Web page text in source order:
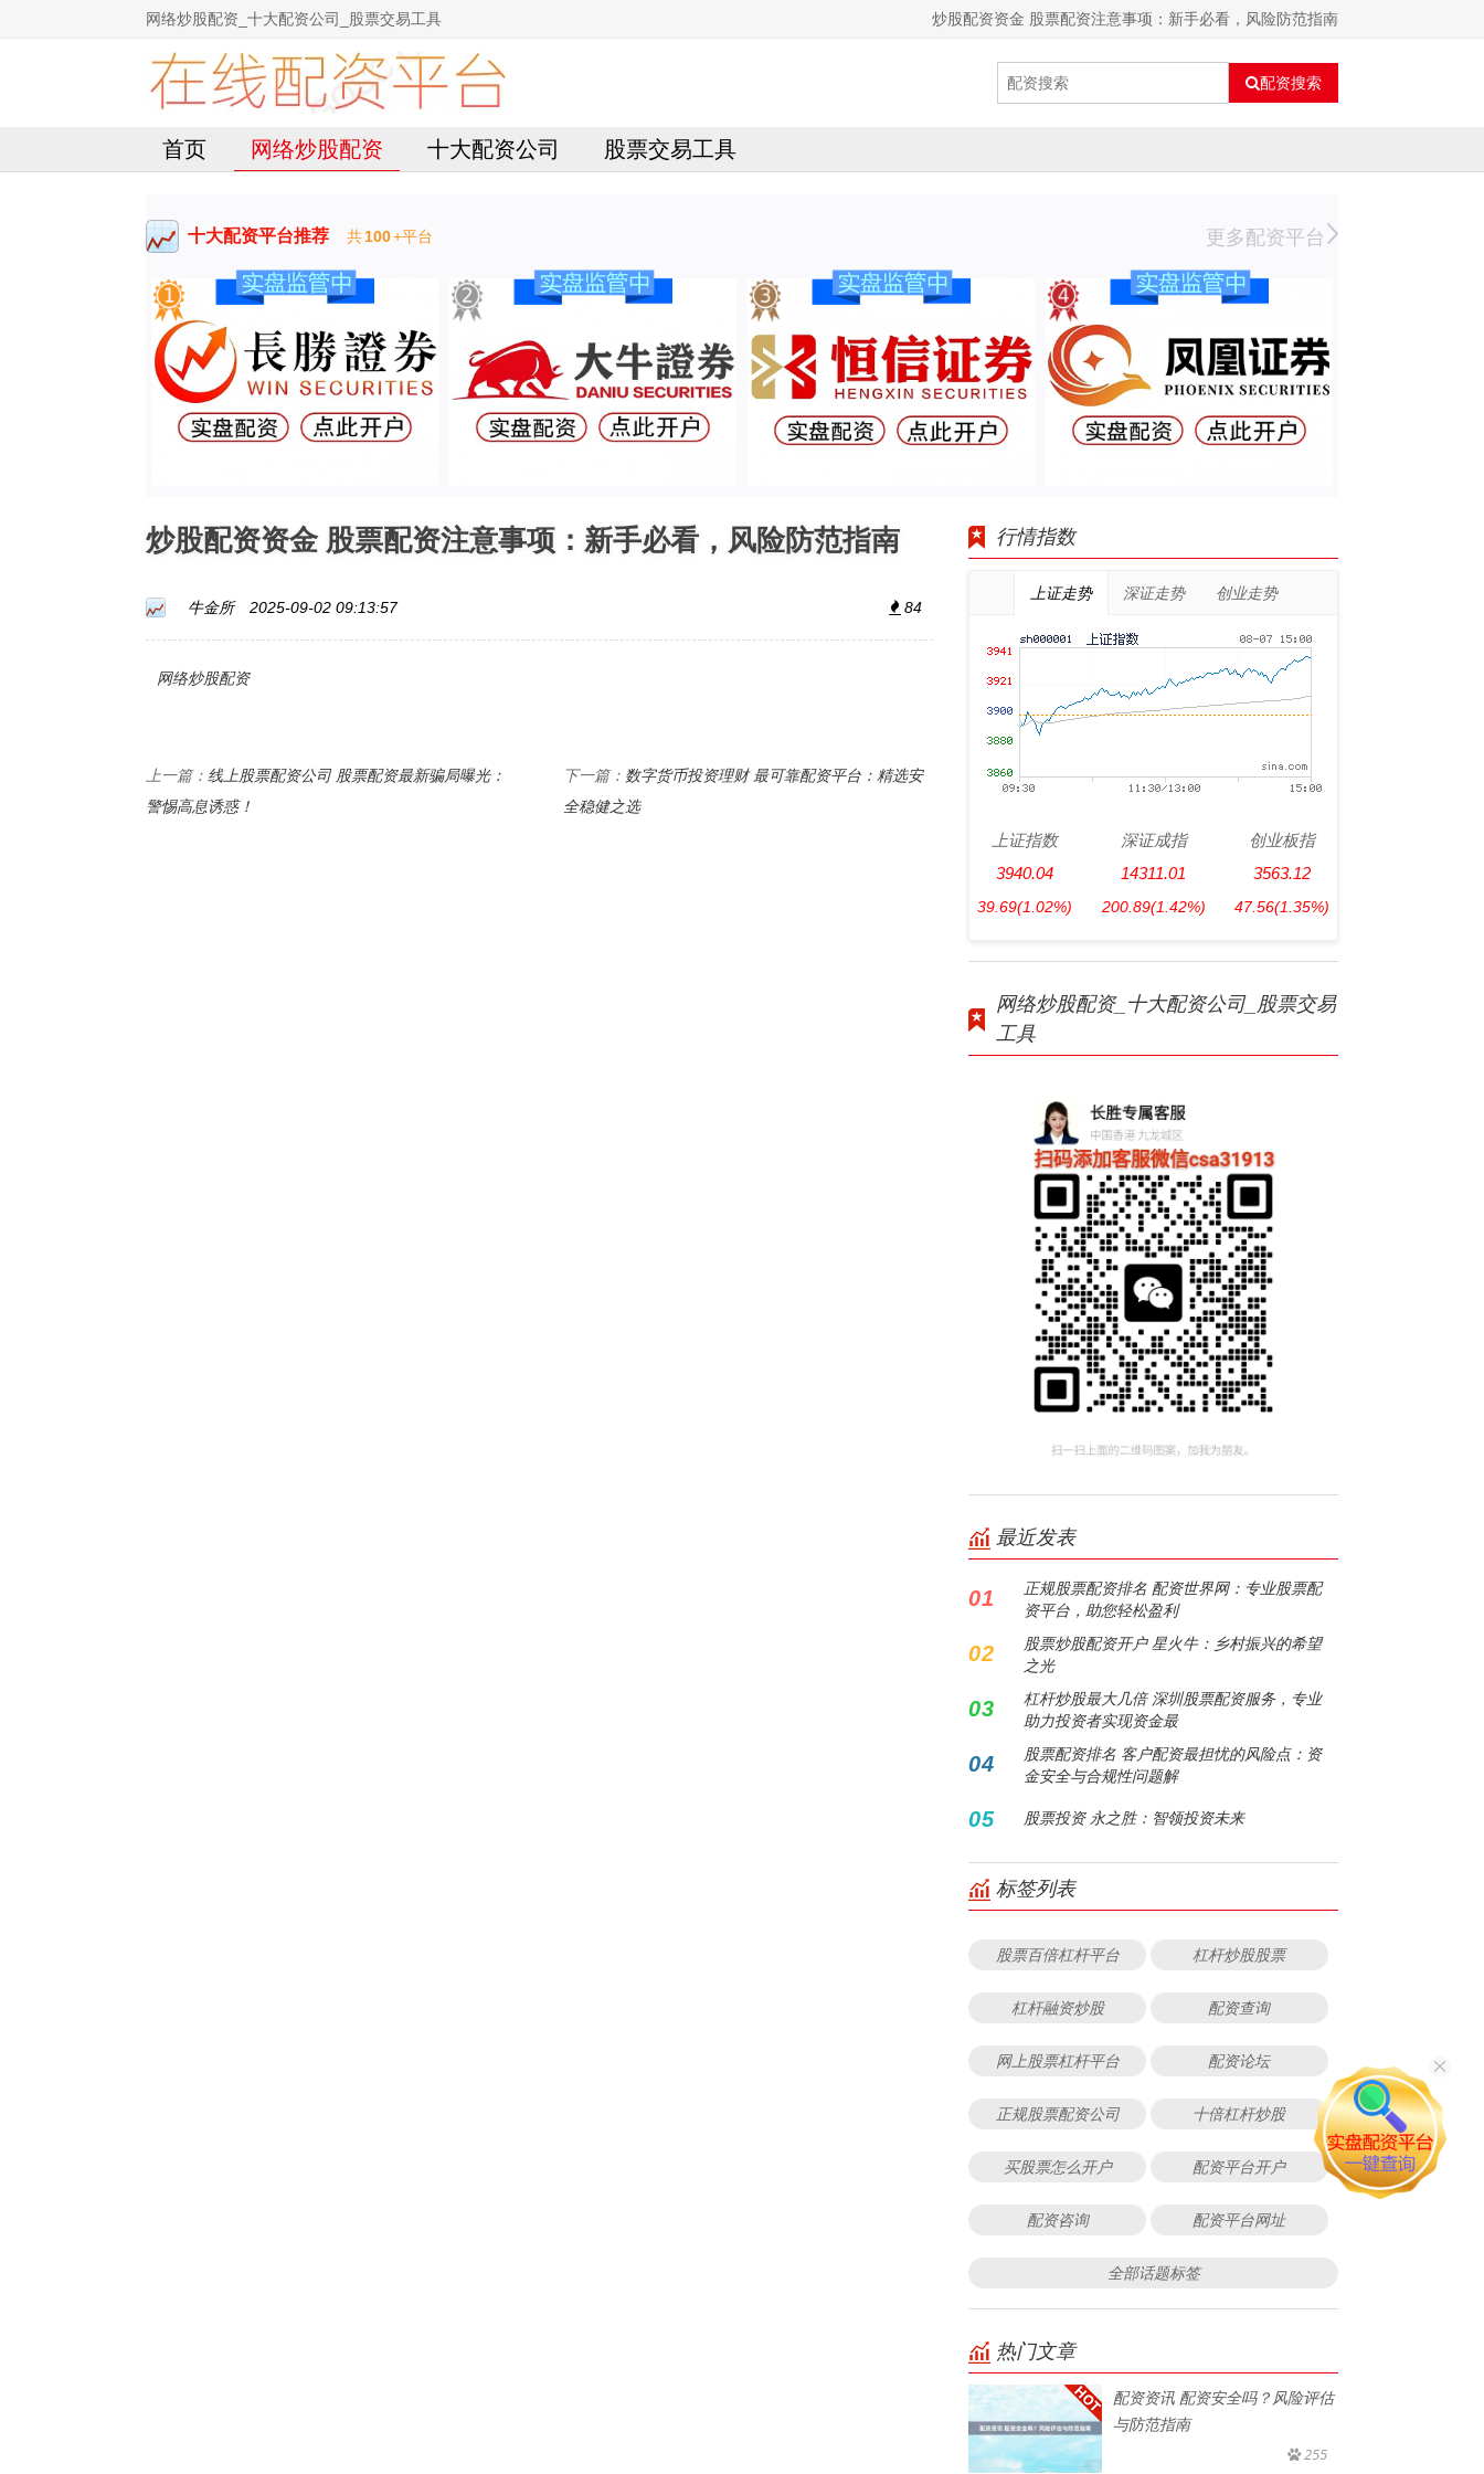
网络炒股配资_十大配资公司_股票交易工具 炒股配资资金 股票配资注意事项：新手必看，风险防范指南
配资搜索
首页 网络炒股配资 十大配资公司 股票交易工具
十大配资平台推荐 共100+平台 更多配资平台
炒股配资资金 股票配资注意事项：新手必看，风险防范指南
牛金所 2025-09-02 09:13:57 84
网络炒股配资
上一篇： 线上股票配资公司 股票配资最新骗局曝光：
警惕高息诱惑！
下一篇： 数字货币投资理财 最可靠配资平台：精选安
全稳健之选
行情指数
上证走势 深证走势 创业走势
上证指数
3940.04
39.69(1.02%)
深证成指
14311.01
200.89(1.42%)
创业板指
3563.12
47.56(1.35%)
网络炒股配资_十大配资公司_股票交易
工具
最近发表
01
正规股票配资排名 配资世界网：专业股票配
资平台，助您轻松盈利
02
股票炒股配资开户 星火牛：乡村振兴的希望
之光
03
杠杆炒股最大几倍 深圳股票配资服务，专业
助力投资者实现资金最
04
股票配资排名 客户配资最担忧的风险点：资
金安全与合规性问题解
05 股票投资 永之胜：智领投资未来
标签列表
股票百倍杠杆平台 杠杆炒股股票
杠杆融资炒股 配资查询
网上股票杠杆平台 配资论坛
正规股票配资公司 十倍杠杆炒股
买股票怎么开户 配资平台开户
配资咨询 配资平台网址
全部话题标签
热门文章
配资资讯 配资安全吗？风险评估
与防范指南
255